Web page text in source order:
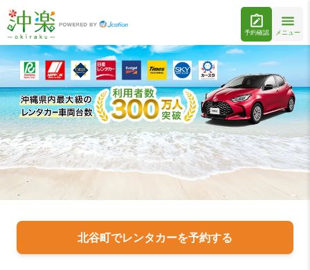
予約確認 メニュー
北谷町でレンタカーを予約する